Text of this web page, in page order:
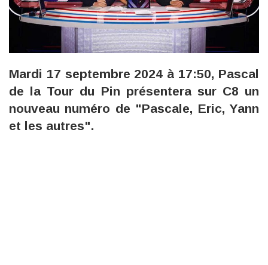
Mardi 17 septembre 2024 à 17:50, Pascal
de la Tour du Pin présentera sur C8 un
nouveau numéro de "Pascale, Eric, Yann
et les autres".